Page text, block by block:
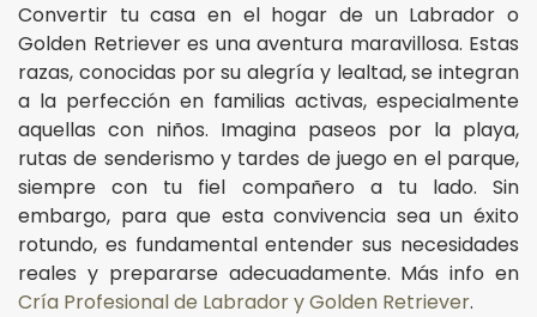
Convertir tu casa en el hogar de un Labrador o
Golden Retriever es una aventura maravillosa. Estas
razas, conocidas por su alegría y lealtad, se integran
a la perfección en familias activas, especialmente
aquellas con niños. Imagina paseos por la playa,
rutas de senderismo y tardes de juego en el parque,
siempre con tu fiel compañero a tu lado. Sin
embargo, para que esta convivencia sea un éxito
rotundo, es fundamental entender sus necesidades
reales y prepararse adecuadamente. Más info en
Cría Profesional de Labrador y Golden Retriever.